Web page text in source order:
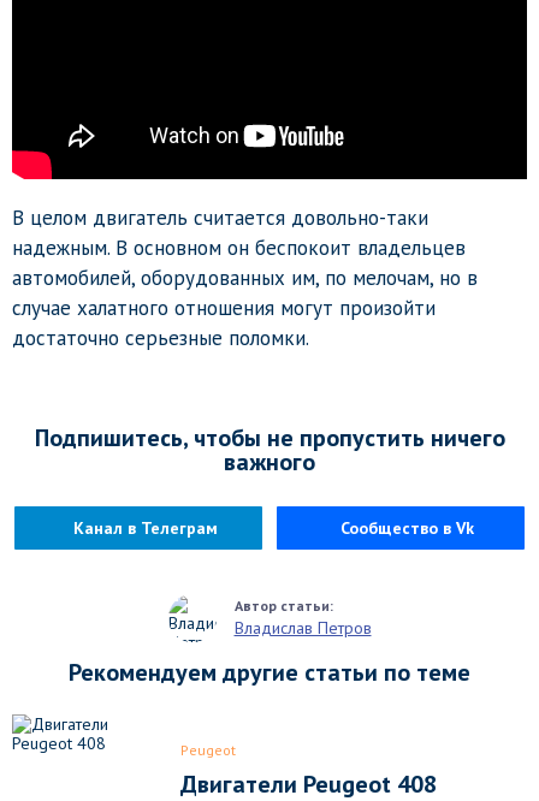
В целом двигатель считается довольно-таки
надежным. В основном он беспокоит владельцев
автомобилей, оборудованных им, по мелочам, но в
случае халатного отношения могут произойти
достаточно серьезные поломки.
Подпишитесь, чтобы не пропустить ничего
важного
Канал в Телеграм Сообщество в Vk
Владислав Петров
Рекомендуем другие статьи по теме
Peugeot
Двигатели Peugeot 408